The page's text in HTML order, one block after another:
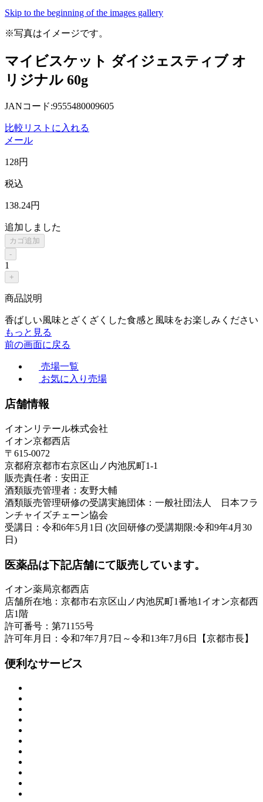
Skip to the beginning of the images gallery
※写真はイメージです。
マイビスケット ダイジェスティブ オ
リジナル 60g
JANコード:9555480009605
比較リストに入れる
メール
128円
税込
138.24円
追加しました
カゴ追加
-
1
+
商品説明
香ばしい風味とざくざくした食感と風味をお楽しみください
もっと見る
前の画面に戻る
売場一覧
お気に入り売場
店舗情報
イオンリテール株式会社
イオン京都西店
〒615-0072
京都府京都市右京区山ノ内池尻町1-1
販売責任者：安田正
酒類販売管理者：友野大輔
酒類販売管理研修の受講実施団体：一般社団法人 日本フラ
ンチャイズチェーン協会
受講日：令和6年5月1日 (次回研修の受講期限:令和9年4月30
日)
医薬品は下記店舗にて販売しています。
イオン薬局京都西店
店舗所在地：京都市右京区山ノ内池尻町1番地1イオン京都西
店1階
許可番号：第71155号
許可年月日：令和7年7月7日～令和13年7月6日【京都市長】
便利なサービス